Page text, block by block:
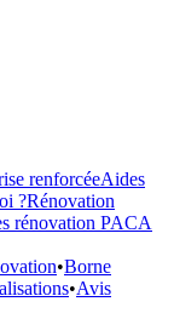
renforcéeAides
?Rénovation
rénovation PACA
•Borne
•Avis